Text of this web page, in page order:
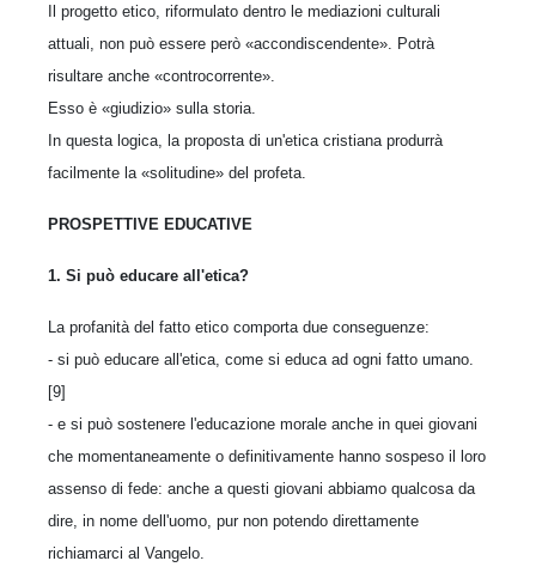
Il progetto etico, riformulato dentro le mediazioni culturali
attuali, non può essere però «accondiscendente». Potrà
risultare anche «controcorrente».
Esso è «giudizio» sulla storia.
In questa logica, la proposta di un'etica cristiana produrrà
facilmente la «solitudine» del profeta.
PROSPETTIVE EDUCATIVE
1. Si può educare all'etica?
La profanità del fatto etico comporta due conseguenze:
- si può educare all'etica, come si educa ad ogni fatto umano.
[9]
- e si può sostenere l'educazione morale anche in quei giovani
che momentaneamente o definitivamente hanno sospeso il loro
assenso di fede: anche a questi giovani abbiamo qualcosa da
dire, in nome dell'uomo, pur non potendo direttamente
richiamarci al Vangelo.